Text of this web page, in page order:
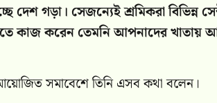
দেশ গড়া। সেজন্যেই শ্রমিকরা বিভিন্ন
কাজ করেন তেমনি আপনাদের খাতায়
সমাবেশে তিনি এসব কথা বলেন।